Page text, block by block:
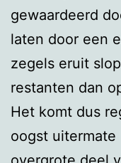
gewaardeerd
laten door een
zegels eruit
restanten dan
Het komt dus
oogst